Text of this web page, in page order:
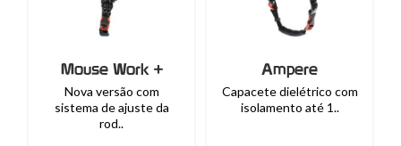
Mouse Work +
Nova versão com
sistema de ajuste da
rod..
Ampere
Capacete dielétrico com
isolamento até 1..